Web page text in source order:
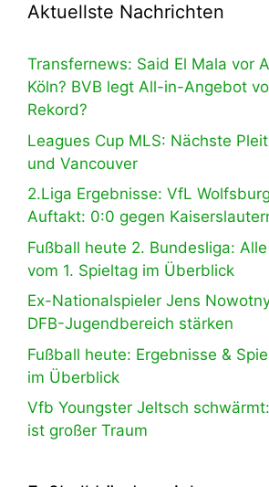
Aktuellste Nachrichten
Transfernews: Said El Mala vor
Köln? BVB legt All-in-Angebot
Rekord?
Leagues Cup MLS: Nächste
und Vancouver
2.Liga Ergebnisse: VfL
Auftakt: 0:0 gegen
Fußball heute 2. Bundesliga:
vom 1. Spieltag im Überblick
Ex-Nationalspieler Jens
DFB-Jugendbereich stärken
Fußball heute: Ergebnisse &
im Überblick
Vfb Youngster Jeltsch
ist großer Traum